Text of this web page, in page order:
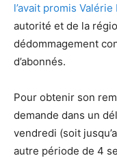
l’avait promis
autorité et de la
dédommagement
d’abonnés.
Pour obtenir son
demande dans un
vendredi (soit
autre période de 4